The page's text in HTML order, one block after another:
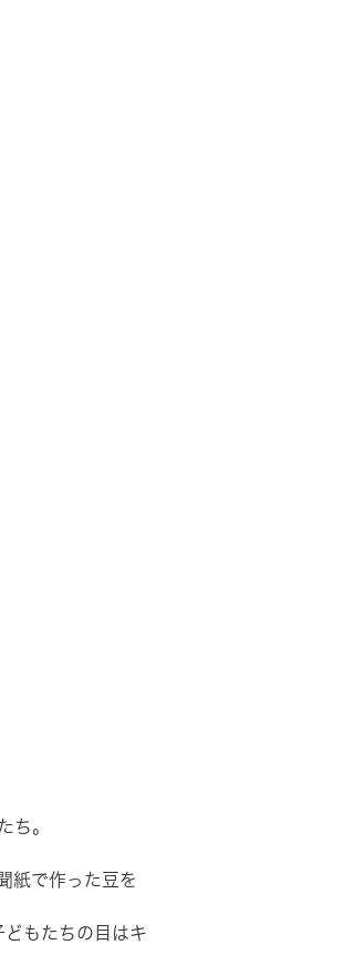
ち。
紙で作った豆を
どもたちの目はキ